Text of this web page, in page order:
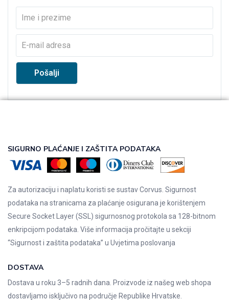
SIGURNO PLAĆANJE I ZAŠTITA PODATAKA
Za autorizaciju i naplatu koristi se sustav Corvus. Sigurnost
podataka na stranicama za plaćanje osigurana je korištenjem
Secure Socket Layer (SSL) sigurnosnog protokola sa 128-bitnom
enkripcijom podataka. Više informacija pročitajte u sekciji
“Sigurnost i zaštita podataka” u Uvjetima poslovanja
DOSTAVA
Dostava u roku 3–5 radnih dana. Proizvode iz našeg web shopa
dostavljamo isključivo na područje Republike Hrvatske.